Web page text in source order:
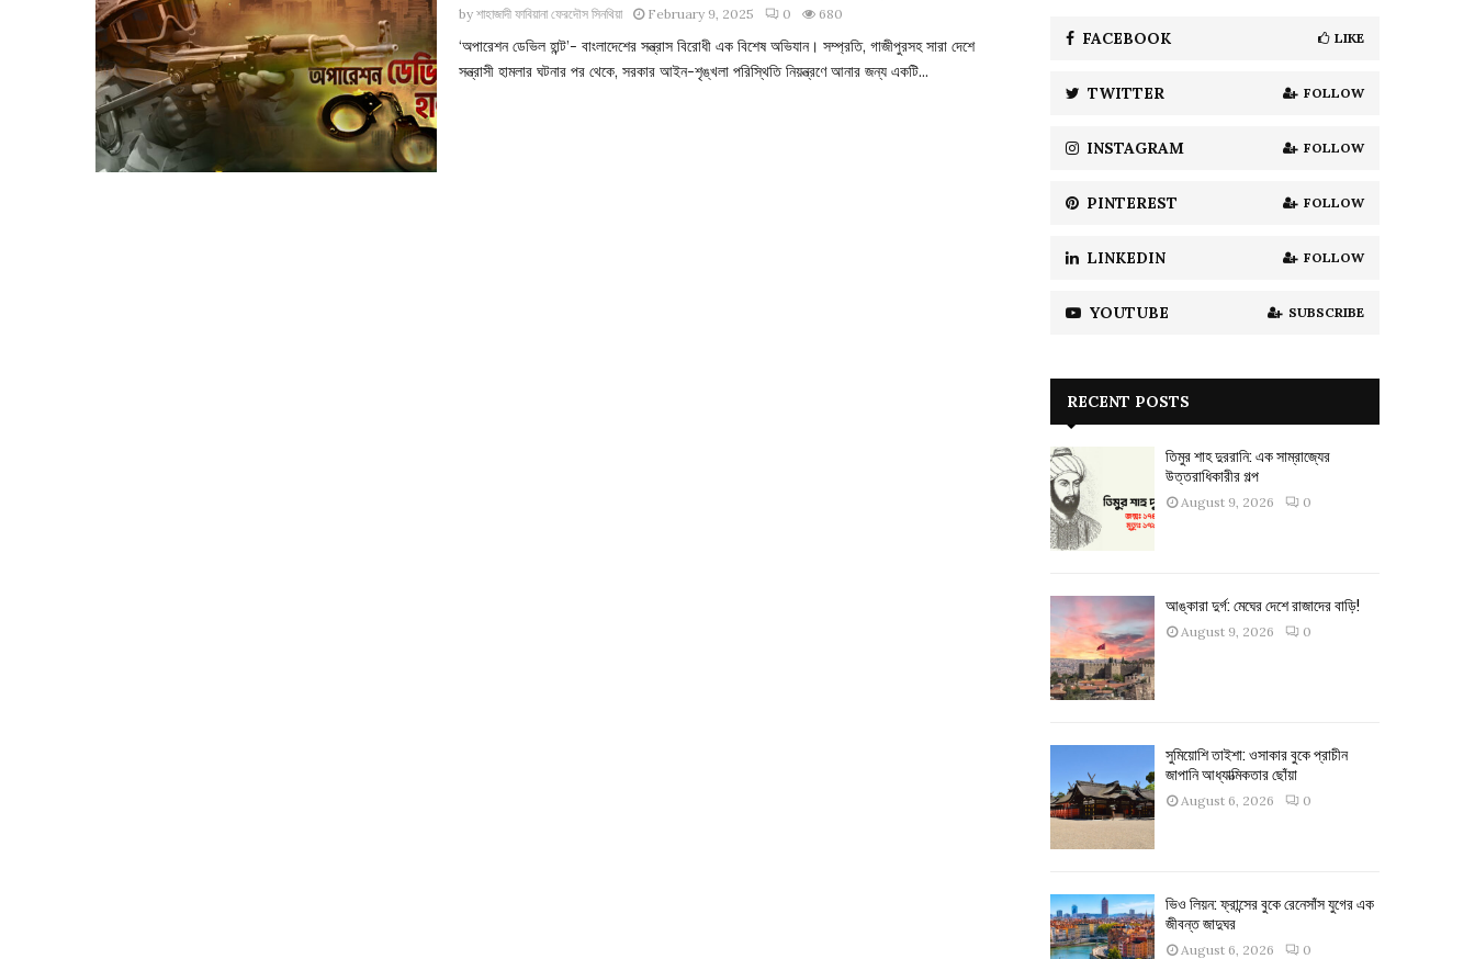
byশাহাজাদী ফাবিয়ানা ফেরদৌস সিনথিয়া February 9, 2025 0 680
‘অপারেশন ডেভিল হান্ট’- বাংলাদেশের সন্ত্রাস বিরোধী এক বিশেষ অভিযান। সম্প্রতি, গাজীপুরসহ সারা দেশে
সন্ত্রাসী হামলার ঘটনার পর থেকে, সরকার আইন-শৃঙ্খলা পরিস্থিতি নিয়ন্ত্রণে আনার জন্য একটি...
C
H
FACEBOOK LIKE
TWITTER FOLLOW
INSTAGRAM FOLLOW
PINTEREST FOLLOW
LINKEDIN FOLLOW
YOUTUBE SUBSCRIBE
RECENT POSTS
তিমুর শাহ দুররানি: এক সাম্রাজ্যের
উত্তরাধিকারীর গল্প
August 9, 2026 0
আঙ্কারা দুর্গ: মেঘের দেশে রাজাদের বাড়ি!
August 9, 2026 0
সুমিয়োশি তাইশা: ওসাকার বুকে প্রাচীন
জাপানি আধ্যাত্মিকতার ছোঁয়া
August 6, 2026 0
ভিও লিয়ন: ফ্রান্সের বুকে রেনেসাঁস যুগের এক
জীবন্ত জাদুঘর
August 6, 2026 0